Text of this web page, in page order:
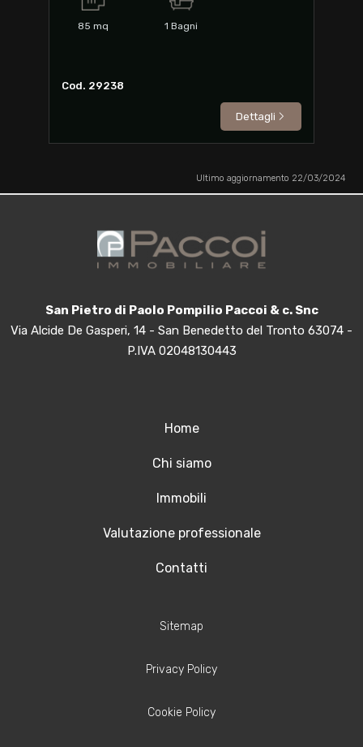
85 mq 1 Bagni
Cod. 29238
Dettagli
Ultimo aggiornamento 22/03/2024
San Pietro di Paolo Pompilio Paccoi & c. Snc
Via Alcide De Gasperi, 14 - San Benedetto del Tronto 63074 -
P.IVA 02048130443
Home
Chi siamo
Immobili
Valutazione professionale
Contatti
Sitemap
Privacy Policy
Cookie Policy